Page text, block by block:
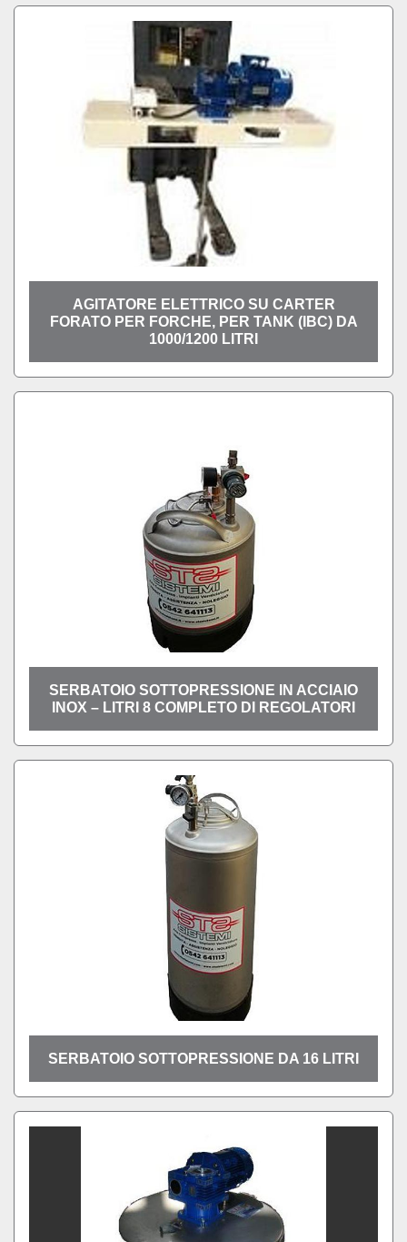
AGITATORE ELETTRICO SU CARTER
FORATO PER FORCHE, PER TANK (IBC) DA
1000/1200 LITRI
SERBATOIO SOTTOPRESSIONE IN ACCIAIO
INOX – LITRI 8 COMPLETO DI REGOLATORI
SERBATOIO SOTTOPRESSIONE DA 16 LITRI